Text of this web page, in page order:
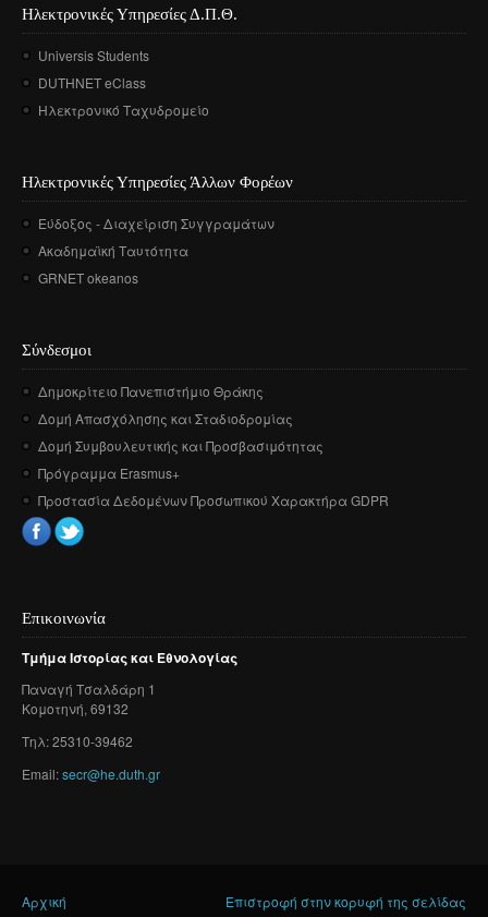
Ηλεκτρονικές Υπηρεσίες Δ.Π.Θ.
Universis Students
DUTHNET eClass
Ηλεκτρονικό Ταχυδρομείο
Ηλεκτρονικές Υπηρεσίες Άλλων Φορέων
Εύδοξος - Διαχείριση Συγγραμάτων
Ακαδημαϊκή Ταυτότητα
GRNET okeanos
Σύνδεσμοι
Δημοκρίτειο Πανεπιστήμιο Θράκης
Δομή Απασχόλησης και Σταδιοδρομίας
Δομή Συμβουλευτικής και Προσβασιμότητας
Πρόγραμμα Erasmus+
Προστασία Δεδομένων Προσωπικού Χαρακτήρα GDPR
Επικοινωνία
ΤμήμαΙστορίαςκαι Εθνολογίας
Παναγή Τσαλδάρη 1
Κομοτηνή, 69132
Τηλ: 25310-39462
Email:secr@he.duth.gr
Είστε εδώ
Αρχική Επιστροφή στην κορυφή της σελίδας